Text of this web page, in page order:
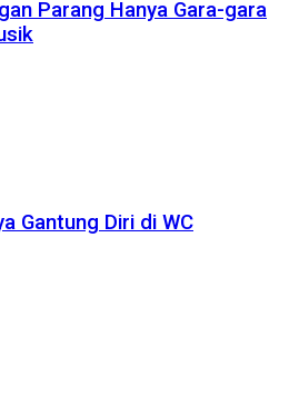
Parang Hanya Gara-gara
Gantung Diri di WC